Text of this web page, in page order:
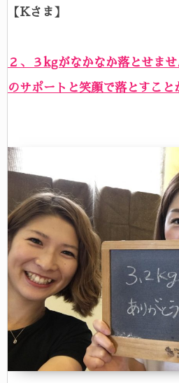
【Kさま】
２、３kgがなかなか落とせま
のサポートと笑顔で落とすこと